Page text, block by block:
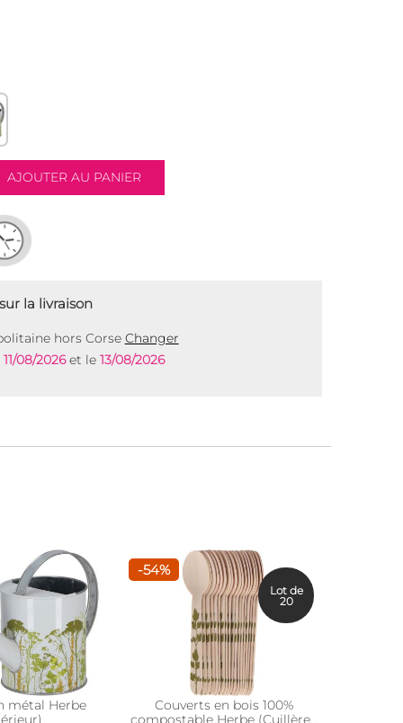
la livraison
hors Corse Changer
11/08/2026et le 13/08/2026
métal Herbe
-54%
Couverts en bois 100%
compostable Herbe (Cuillères
Lot de
20